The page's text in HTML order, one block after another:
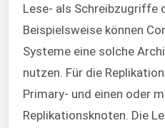
Lese- als Schreibzugriffe
Beispielsweise können
Systeme eine solche
nutzen. Für die
Primary- und einen oder
Replikationsknoten. Die